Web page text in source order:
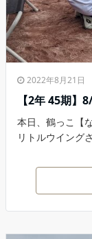
2022年8月21日
【2年 45期
本日、鶴っこ【
リトルウイング